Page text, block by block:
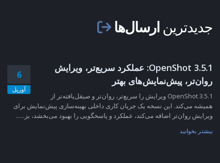
جدیدترین ارسال‌ها
6
آوریل
OpenShot 3.5.1: عملکرد سریع‌تر، ویرایش
روان‌تر، پیش‌نمایش‌های بهتر
OpenShot 3.5.1 ویرایش را سریع‌تر، روان‌تر و صیقل‌یافته‌تر از
همیشه می‌کند. این نسخه یک جریان کاری داخلی بهینه‌سازی پیش‌نمایش برای
ویرایش روان‌تر اضافه می‌کند، عملکرد و پاسخگویی را بهبود می‌بخشد، بز......
بیشتر بخوانید